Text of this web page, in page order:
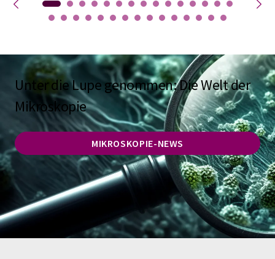
Unter die Lupe genommen: Die Welt der
Mikroskopie
MIKROSKOPIE-NEWS